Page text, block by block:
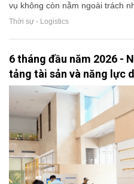
vụ không còn nằm ngoài trách
Thời sự - Logistics
6 tháng đầu năm 2026 -
tảng tài sản và năng lực